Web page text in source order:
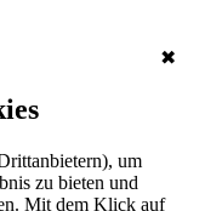
✖
um
zu bieten und
Mit dem Klick auf